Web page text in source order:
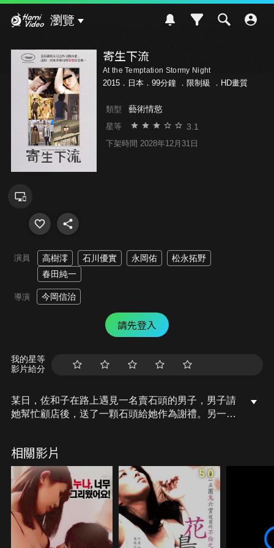
瀏覽
寄生下流
At the Temptation Stormy Night
2015．日本．99分鐘 ． 限制級 ．HD畫質
類型 藝術情慾
星等 3.1
下架時間 2028年12月31日
演員 高樹澪 石川優實 永岡佑
松永拓野
春田純一
導演 今岡信治
請先登入
我的星等
影片給分
某日，佐和子在路上遇見一名賣石頭的男子，男子請
她幫忙顧店後，送了一顆石頭給她作為謝禮。另一方
心女兒而前往其住處，兩人因而起了爭執。突然間雷
聲大作，房間變得昏暗不已，燈再亮起時，卻交換了
身體……
相關影片
5.0